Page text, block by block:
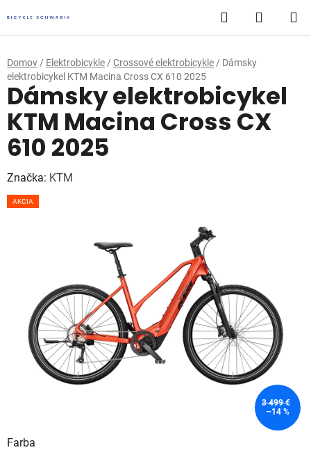
na
obsah
Hľadať
KOŠÍK
Domov / Elektrobicykle / Crossové elektrobicykle / Dámsky
elektrobicykel KTM Macina Cross CX 610 2025
Farba
Dámsky elektrobicykel
KTM Macina Cross CX
610 2025
Značka: KTM
AKCIA
3 499 €
–14 %